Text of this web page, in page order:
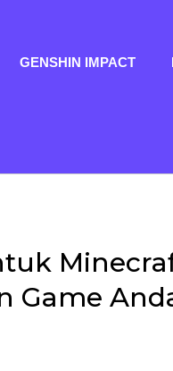
GENSHIN IMPACT
Minecraft
Game